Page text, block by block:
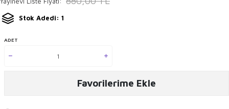
Stok Adedi: 1
ADET
Favorilerime Ekle